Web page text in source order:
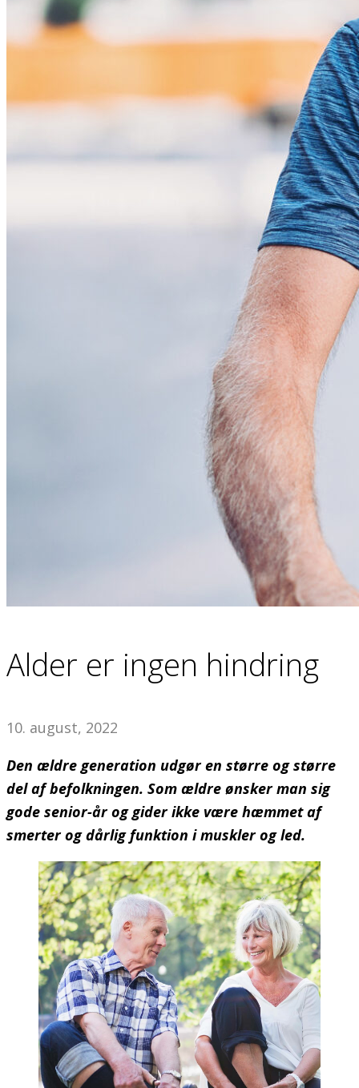
Alder er ingen hindring
10. august, 2022
Den ældre generation udgør en større og større
del af befolkningen. Som ældre ønsker man sig
gode senior-år og gider ikke være hæmmet af
smerter og dårlig funktion i muskler og led.